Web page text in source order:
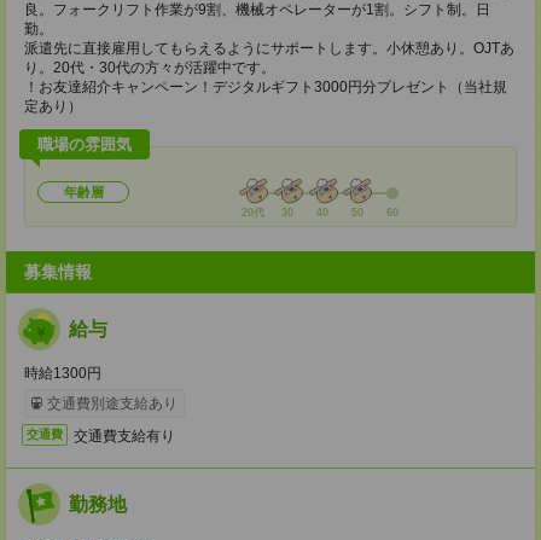
良。フォークリフト作業が9割、機械オペレーターが1割。シフト制。日
勤。
派遣先に直接雇用してもらえるようにサポートします。小休憩あり。OJTあ
り。20代・30代の方々が活躍中です。
！お友達紹介キャンペーン！デジタルギフト3000円分プレゼント（当社規
定あり）
職場の雰囲気
年齢層
20代 30 40 50 60
募集情報
給与
時給1300円
交通費別途支給あり
交通費 交通費支給有り
勤務地